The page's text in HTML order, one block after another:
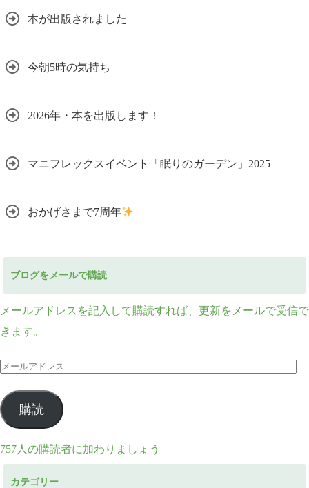
本が出版されました
今朝5時の気持ち
2026年・本を出版します！
マニフレックスイベント「眠りのガーデン」2025
おかげさまで7周年
ブログをメールで購読
メールアドレスを記入して購読すれば、更新をメールで受信で
きます。
メ
ル
ア
ド
購読
757人の購読者に加わりましょう
カテゴリー